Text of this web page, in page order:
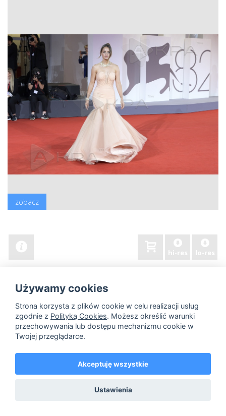
zobacz
hi-res lo-res
Używamy cookies
Strona korzysta z plików cookie w celu realizacji usług
zgodnie z Polityką Cookies. Możesz określić warunki
przechowywania lub dostępu mechanizmu cookie w
Twojej przeglądarce.
Akceptuję wszystkie
Ustawienia